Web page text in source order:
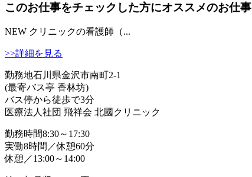
このお仕事をチェックした方にオススメのお仕事
NEW クリニックの看護師（...
>>詳細を見る
勤務地石川県金沢市南町2-1
(最寄バス亭 香林坊)
バス停から徒歩で3分
医療法人社団 飛祥会 北國クリニック
勤務時間8:30～17:30
実働8時間／休憩60分
休憩／13:00～14:00